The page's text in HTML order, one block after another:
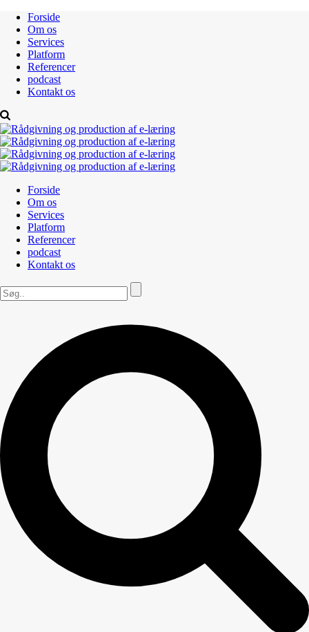
Forside
Om os
Services
Platform
Referencer
podcast
Kontakt os
Forside
Om os
Services
Platform
Referencer
podcast
Kontakt os